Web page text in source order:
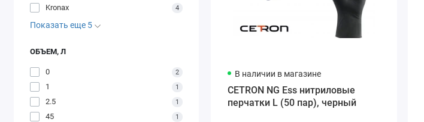
Kronax 4
Показать еще 5
ОБЪЕМ, Л
0 2
1 1
2.5 1
45 1
В наличии в магазине
CETRON NG Ess нитриловые
перчатки L (50 пар), черный